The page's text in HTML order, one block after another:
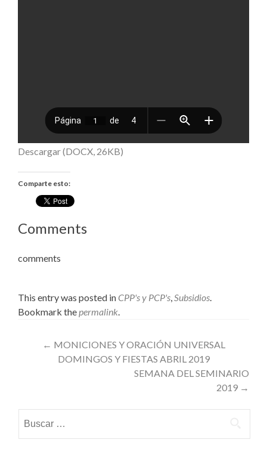
Descargar (DOCX, 26KB)
Comparte esto:
Comments
comments
This entry was posted in CPP's y PCP's,Subsidios.
Bookmark thepermalink.
Post
navigation
← MONICIONES Y ORACIÓN UNIVERSAL
DOMINGOS Y FIESTAS ABRIL 2019
SEMANA DEL SEMINARIO
2019 →